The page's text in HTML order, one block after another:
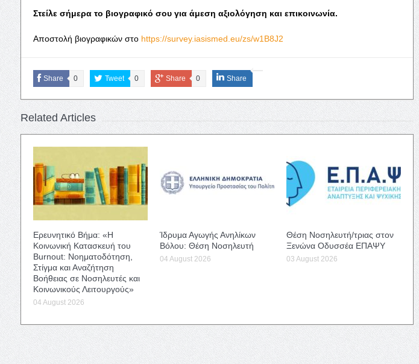
Στείλε σήμερα το βιογραφικό σου για άμεση αξιολόγηση και επικοινωνία.
Αποστολή βιογραφικών στο https://survey.iasismed.eu/zs/w1B8J2
Share 0 Tweet 0 Share 0 Share
Related Articles
Ερευνητικό Βήμα: «Η
Κοινωνική Κατασκευή του
Burnout: Νοηματοδότηση,
Στίγμα και Αναζήτηση
Βοήθειας σε Νοσηλευτές και
Κοινωνικούς Λειτουργούς»
04 August 2026
Ίδρυμα Αγωγής Ανηλίκων
Βόλου: Θέση Νοσηλευτή
04 August 2026
Θέση Νοσηλευτή/τριας στον
Ξενώνα Οδυσσέα ΕΠΑΨΥ
03 August 2026